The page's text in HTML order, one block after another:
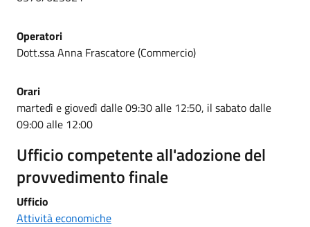
Operatori
Dott.ssa Anna Frascatore (Commercio)
Orari
martedì e giovedì dalle 09:30 alle 12:50, il sabato dalle
09:00 alle 12:00
Ufficio competente all'adozione del
provvedimento finale
Ufficio
Attività economiche